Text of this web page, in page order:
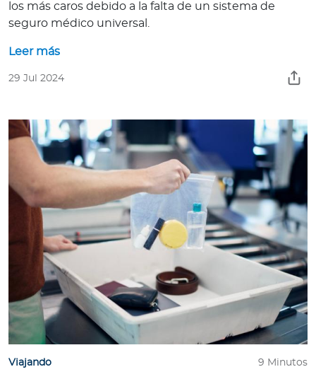
los más caros debido a la falta de un sistema de
seguro médico universal.
Leer más
29 Jul 2024
Viajando 9 Minutos